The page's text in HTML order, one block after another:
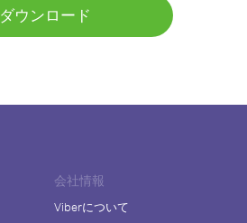
ダウンロード
会社情報
Viberについて